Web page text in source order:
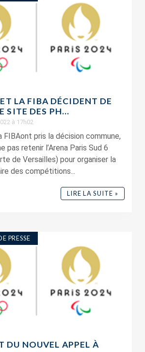
LA FIBA DÉCIDENT DE
SITE DES PH...
à 17h02
​​ont pris la décision commune,
pas retenir l’Arena Paris Sud 6
de Versailles) pour organiser la
des compétitions...
LIRE LA SUITE »
PRESSE
DU NOUVEL APPEL À